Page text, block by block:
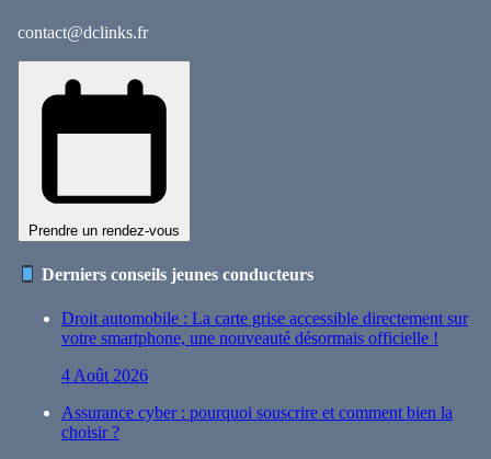
contact@dclinks.fr
Prendre un rendez-vous
Derniers conseils jeunes conducteurs
Droit automobile : La carte grise accessible directement sur
votre smartphone, une nouveauté désormais officielle !
4 Août 2026
Assurance cyber : pourquoi souscrire et comment bien la
choisir ?